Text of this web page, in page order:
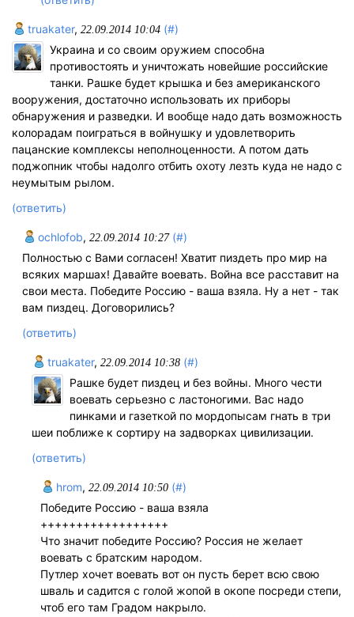
truakater, 22.09.2014 10:04 (#)
Украина и со своим оружием способна
противостоять и уничтожать новейшие российские
танки. Рашке будет крышка и без американского
вооружения, достаточно использовать их приборы
обнаружения и разведки. И вообще надо дать возможность
колорадам поиграться в войнушку и удовлетворить
пацанские комплексы неполноценности. А потом дать
поджопник чтобы надолго отбить охоту лезть куда не надо с
неумытым рылом.
(ответить)
ochlofob, 22.09.2014 10:27 (#)
Полностью с Вами согласен! Хватит пиздеть про мир на
всяких маршах! Давайте воевать. Война все расставит на
свои места. Победите Россию - ваша взяла. Ну а нет - так
вам пиздец. Договорились?
(ответить)
truakater, 22.09.2014 10:38 (#)
Рашке будет пиздец и без войны. Много чести
воевать серьезно с ластоногими. Вас надо
пинками и газеткой по мордопысам гнать в три
шеи поближе к сортиру на задворках цивилизации.
(ответить)
hrom,22.09.2014 10:50 (#)
Победите Россию - ваша взяла
++++++++++++++++++
Что значит победите Россию? Россия не желает
воевать с братским народом.
Путлер хочет воевать вот он пусть берет всю свою
шваль и садится с голой жопой в окопе посреди степи,
чтоб его там Градом накрыло.